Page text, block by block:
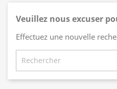
Veuillez nous excuser
Effectuez une nouvelle